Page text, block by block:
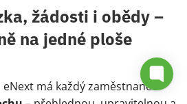
žádosti i obědy –
na jedné ploše
má každý zaměstnanec